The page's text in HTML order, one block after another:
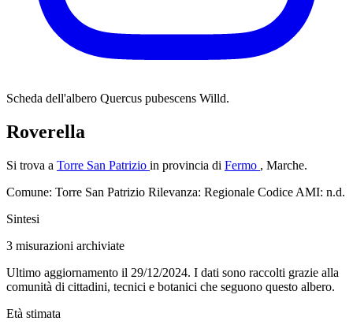
Scheda dell'albero Quercus pubescens Willd.
Roverella
Si trova a Torre San Patrizio in provincia di Fermo , Marche.
Comune: Torre San Patrizio Rilevanza: Regionale Codice AMI: n.d.
Sintesi
3 misurazioni archiviate
Ultimo aggiornamento il 29/12/2024. I dati sono raccolti grazie alla
comunità di cittadini, tecnici e botanici che seguono questo albero.
Età stimata